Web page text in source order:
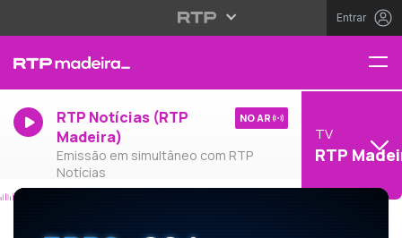
Entrar
RTP Notícias (RTP
Madeira)
Emissão em simultâneo com RTP
Notícias
NO AR
TV
RTP